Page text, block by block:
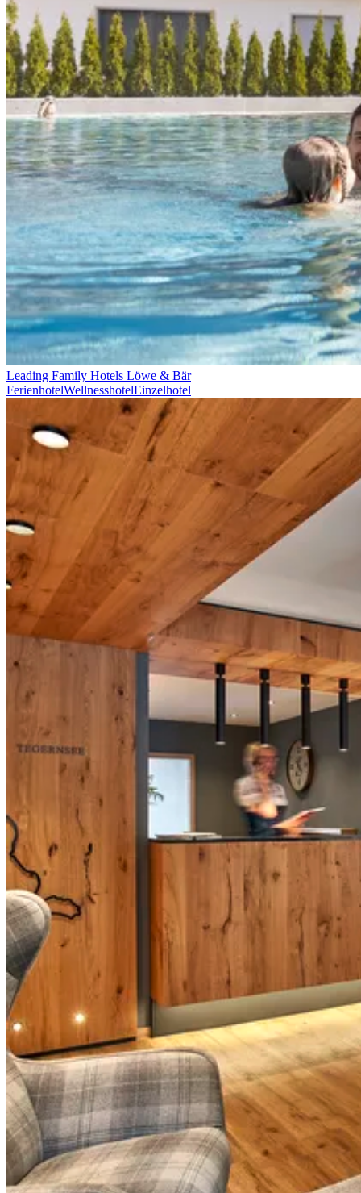
Leading Family Hotels Löwe & Bär
FerienhotelWellnesshotelEinzelhotel